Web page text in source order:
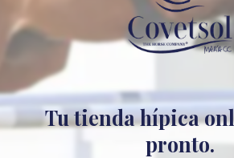
Tu tienda hípica
pronto.